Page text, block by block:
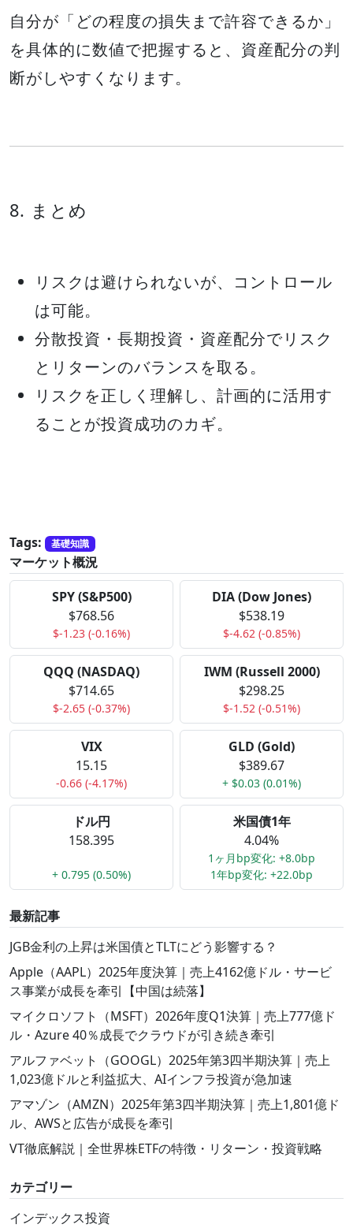
自分が「どの程度の損失まで許容できるか」
を具体的に数値で把握すると、資産配分の判
断がしやすくなります。
8. まとめ
リスクは避けられないが、コントロール
は可能。
分散投資・長期投資・資産配分でリスク
とリターンのバランスを取る。
リスクを正しく理解し、計画的に活用す
ることが投資成功のカギ。
Tags: 基礎知識
マーケット概況
SPY (S&P500)
$768.56
$-1.23 (-0.16%)
DIA (Dow Jones)
$538.19
$-4.62 (-0.85%)
QQQ (NASDAQ)
$714.65
$-2.65 (-0.37%)
IWM (Russell 2000)
$298.25
$-1.52 (-0.51%)
VIX
15.15
-0.66 (-4.17%)
GLD (Gold)
$389.67
+ $0.03 (0.01%)
ドル円
158.395
+ 0.795 (0.50%)
米国債1年
4.04%
1ヶ月bp変化: +8.0bp
1年bp変化: +22.0bp
最新記事
JGB金利の上昇は米国債とTLTにどう影響する？
Apple（AAPL）2025年度決算｜売上4162億ドル・サービ
ス事業が成長を牽引【中国は続落】
マイクロソフト（MSFT）2026年度Q1決算｜売上777億ド
ル・Azure 40％成長でクラウドが引き続き牽引
アルファベット（GOOGL）2025年第3四半期決算｜売上
1,023億ドルと利益拡大、AIインフラ投資が急加速
アマゾン（AMZN）2025年第3四半期決算｜売上1,801億ド
ル、AWSと広告が成長を牽引
VT徹底解説｜全世界株ETFの特徴・リターン・投資戦略
カテゴリー
インデックス投資